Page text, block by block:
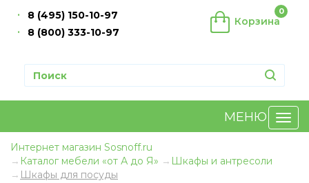
Корзина
0
8 (495) 150-10-97
8 (800) 333-10-97
МЕНЮ
Интернет магазин Sosnoff.ru
Каталог мебели «от А до Я»
Шкафы и антресоли
Шкафы для посуды